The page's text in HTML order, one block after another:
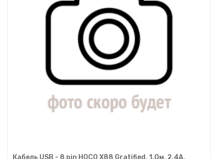
Кабель USB - 8 pin HOCO X88 Gratified, 1.0м, 2.4A,